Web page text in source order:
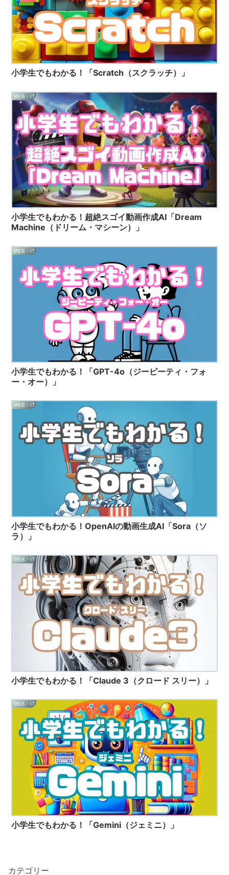
小学生でもわかる！「Scratch（スクラッチ）」
WEB・IT
小学生でもわかる！超絶スゴイ動画作成AI「Dream
Machine（ドリーム・マシーン）」
WEB・IT
小学生でもわかる！「GPT-4o（ジーピーティ・フォ
ー・オー）」
WEB・IT
小学生でもわかる！OpenAIの動画生成AI「Sora（ソ
ラ）」
WEB・IT
小学生でもわかる！「Claude 3（クロード スリー）」
WEB・IT
小学生でもわかる！「Gemini（ジェミニ）」
カテゴリー